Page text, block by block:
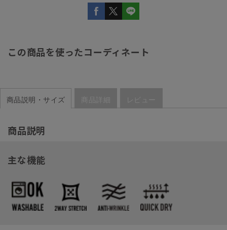
この商品を使ったコーディネート
商品説明・サイズ 商品詳細 レビュー
商品説明
主な機能